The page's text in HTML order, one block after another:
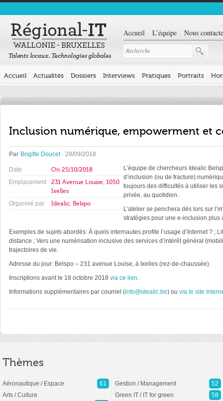
Accueil L’équipe Nous
Accueil Actualités Dossiers Interviews Pratiques Portraits
Inclusion numérique, empowerment et
Par Brigitte Doucet· 28/09/2018
Date On 25/10/2018
Emplacement
231 Avenue Louise, 1050
Ixelles
Organisé par
Idealic, Belspo
L’équipe de chercheurs Idealic
d’inclusion (ou de fracture)
toujours des difficultés à utiliser les
privée, au quotidien.
L’atelier se penchera dès lors sur
stratégies pour une e-inclusion plus
Exemples de sujets abordés: À quels internautes profite l’usage d’Internet ?
distance ; Vers une numérisation inclusive des services d’intérêt général
trajectoires de vie.
Adresse du jour: Belspo – 231 avenue Louise, à Ixelles (rez-de-chaussée).
Inscriptions avant le 18 octobre 2018 via ce lien.
Informations supplémentaires par courriel (info@idealic.be) ou via le site
Thèmes
Aéronautique / Espace
61
Arts / Culture
Gestion / Management
52
Green IT / IT for green
58